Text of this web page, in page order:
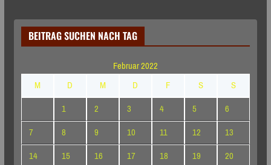
BEITRAG SUCHEN NACH TAG
Februar 2022
M
D M D F S
S
1
2 3 4 5
6
7
8 9 10 11 12
13
14
15 16 17 18 19
20